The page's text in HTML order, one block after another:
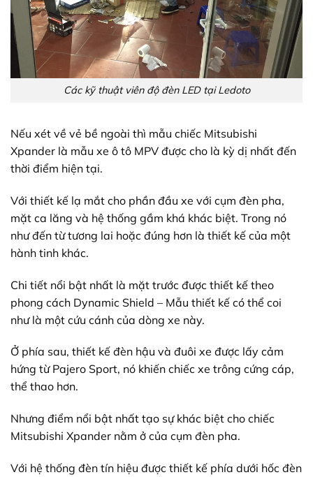
Các kỹ thuật viên độ đèn LED tại Ledoto
Nếu xét về vẻ bề ngoài thì mẫu chiếc Mitsubishi
Xpander là mẫu xe ô tô MPV được cho là kỳ dị nhất đến
thời điểm hiện tại.
Với thiết kế lạ mắt cho phần đầu xe với cụm đèn pha,
mặt ca lăng và hệ thống gầm khá khác biệt. Trong nó
như đến từ tương lai hoặc đúng hơn là thiết kế của một
hành tinh khác.
Chi tiết nổi bật nhất là mặt trước được thiết kế theo
phong cách Dynamic Shield – Mẫu thiết kế có thể coi
như là một cứu cánh của dòng xe này.
Ở phía sau, thiết kế đèn hậu và đuôi xe được lấy cảm
hứng từ Pajero Sport, nó khiến chiếc xe trông cứng cáp,
thể thao hơn.
Nhưng điểm nổi bật nhất tạo sự khác biệt cho chiếc
Mitsubishi Xpander nằm ở của cụm đèn pha.
Với hệ thống đèn tín hiệu được thiết kế phía dưới hốc đèn